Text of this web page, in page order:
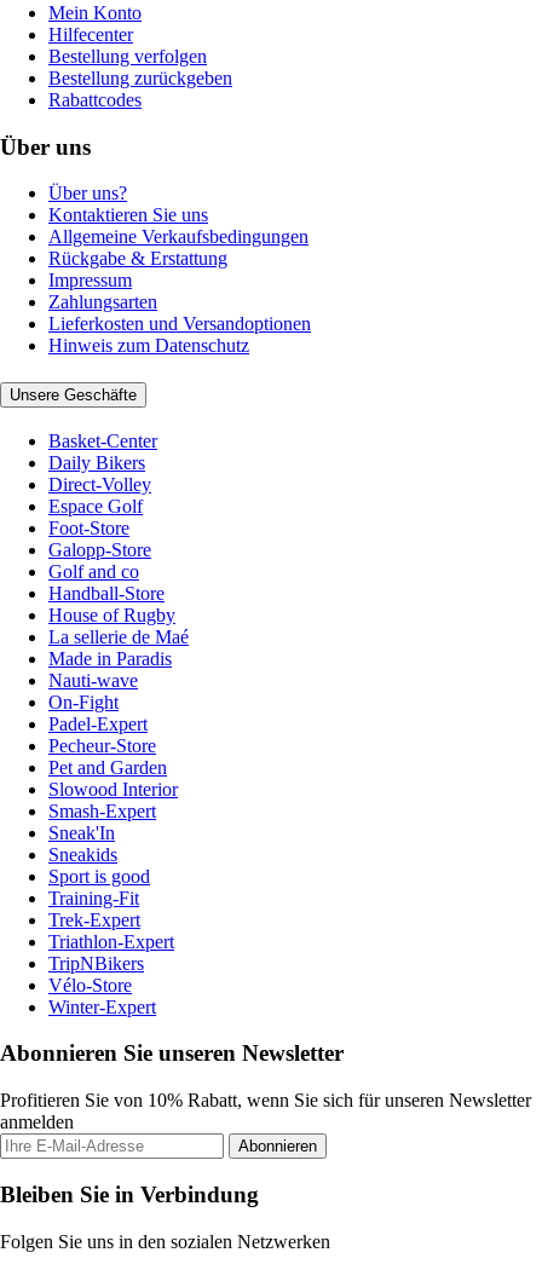
Mein Konto
Hilfecenter
Bestellung verfolgen
Bestellung zurückgeben
Rabattcodes
Über uns
Über uns?
Kontaktieren Sie uns
Allgemeine Verkaufsbedingungen
Rückgabe & Erstattung
Impressum
Zahlungsarten
Lieferkosten und Versandoptionen
Hinweis zum Datenschutz
Unsere Geschäfte
Basket-Center
Daily Bikers
Direct-Volley
Espace Golf
Foot-Store
Galopp-Store
Golf and co
Handball-Store
House of Rugby
La sellerie de Maé
Made in Paradis
Nauti-wave
On-Fight
Padel-Expert
Pecheur-Store
Pet and Garden
Slowood Interior
Smash-Expert
Sneak'In
Sneakids
Sport is good
Training-Fit
Trek-Expert
Triathlon-Expert
TripNBikers
Vélo-Store
Winter-Expert
Abonnieren Sie unseren Newsletter
Profitieren Sie von 10% Rabatt, wenn Sie sich für unseren Newsletter
anmelden
Abonnieren
Bleiben Sie in Verbindung
Folgen Sie uns in den sozialen Netzwerken